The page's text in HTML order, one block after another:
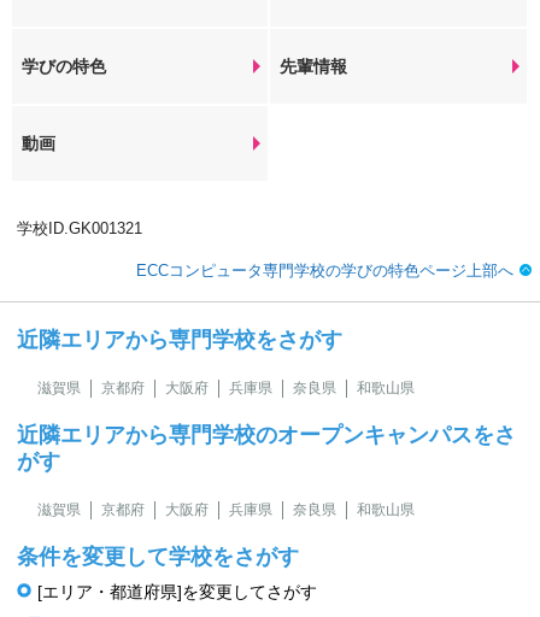
学びの特色 先輩情報
動画
学校ID.GK001321
ECCコンピュータ専門学校の学びの特色ページ上部へ
近隣エリアから専門学校をさがす
滋賀県 京都府 大阪府 兵庫県 奈良県 和歌山県
近隣エリアから専門学校のオープンキャンパスをさ
がす
滋賀県 京都府 大阪府 兵庫県 奈良県 和歌山県
条件を変更して学校をさがす
[エリア・都道府県]を変更してさがす